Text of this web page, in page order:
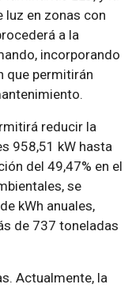
luz en zonas con
a la
incorporando
que permitirán
reducir la
958,51 kW hasta
del 49,47% en el
se
kWh anuales,
de 737 toneladas
Actualmente, la